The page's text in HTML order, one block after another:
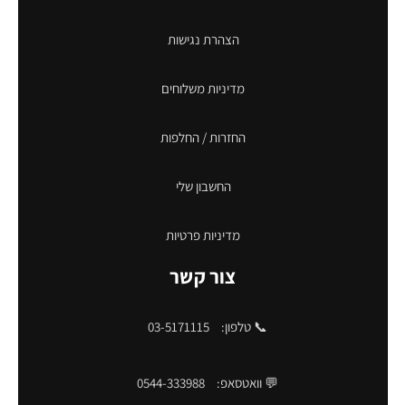
הצהרת נגישות
מדיניות משלוחים
החזרות / החלפות
החשבון שלי
מדיניות פרטיות
צור קשר
📞 טלפון: 03-5171115
💬 וואטסאפ: 0544-333988